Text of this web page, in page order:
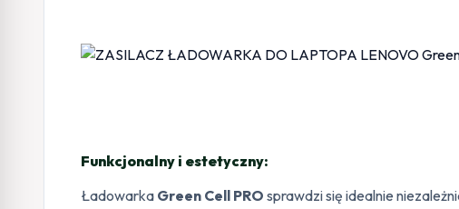
Funkcjonalny i estetyczny:
Ładowarka Green Cell PRO sprawdzi się idealnie